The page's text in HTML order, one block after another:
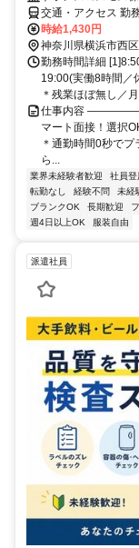
交通・アクセス 勤
要！
時給1,430円
神奈川県横浜市西区
勤務時間詳細
19:00(実働8時間／
＊残業ほぼ無し／
仕事内容
マート面接
＊通勤時間0秒で
ら...
業界未経験者歓迎 社員登
転勤なし
経験不問 未経
ブランクOK
長期歓迎
週4日以上OK
服装自由
派遣社員